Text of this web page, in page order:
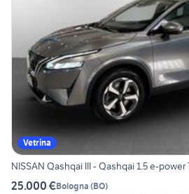
Vetrina
NISSAN Qashqai III - Qashqai 1.5 e-power
25.000 €Bologna (BO)